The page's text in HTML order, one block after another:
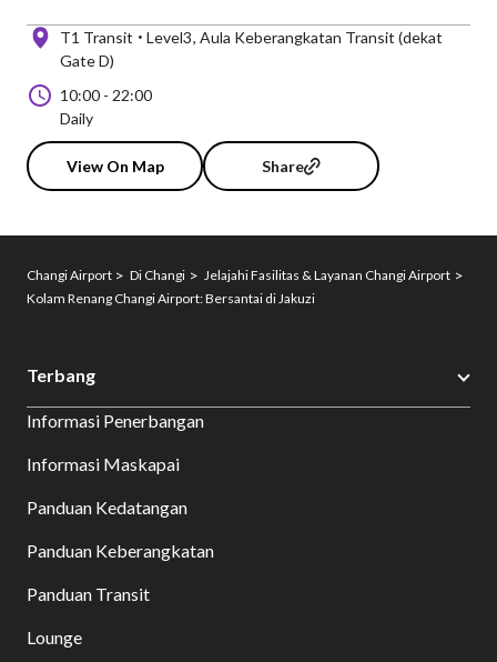
T1 Transit Level3 Aula Keberangkatan Transit (dekat
Gate D)
10:00 - 22:00
Daily
View On Map Share
Changi Airport Di Changi
Jelajahi Fasilitas & Layanan Changi Airport
Kolam Renang Changi Airport: Bersantai di Jakuzi
Terbang
Informasi Penerbangan
Informasi Maskapai
Panduan Kedatangan
Panduan Keberangkatan
Panduan Transit
Lounge